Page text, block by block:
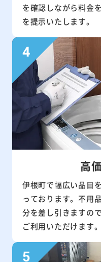
を確認しながら料金
を提示いたします。
高価
伊根町で幅広い品目
っております。不用
分を差し引きますの
ご利用いただけます。